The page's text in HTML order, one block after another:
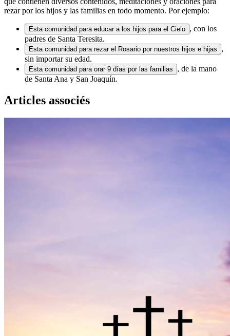
rezar por los hijos y las familias en todo momento. Por ejemplo:
Esta comunidad para educar a los hijos para el Cielo , con los
padres de Santa Teresita.
Esta comunidad para rezar el Rosario por nuestros hijos e hijas
,
sin importar su edad.
Esta comunidad para orar 9 días por las familias
, de la mano
de Santa Ana y San Joaquín.
Articles associés